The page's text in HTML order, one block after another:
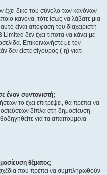
έχει δικό του σύνολο των κανόνων
κανόνα, τότε ίσως να λάβατε μια
είναι απόφαση του διαχειριστή
δεν έχει τίποτα να κάνει με
Επικοινωνήστε με τον
δεν είστε σίγουρος (-η) γιατί
έναν συντονιστή;
το έχει επιτρέψει, θα πρέπει να
δίπλα στη δημοσίευση
για τα απαιτούμενα
θέματος;
που πρέπει να συμπληρωθούν